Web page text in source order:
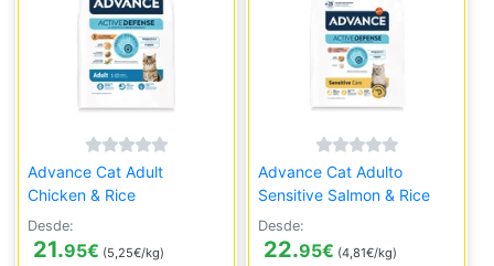
Advance Cat Adult
Chicken & Rice
Desde:
21.95€ (5,25€/kg)
Advance Cat Adulto
Sensitive Salmon & Rice
Desde:
22.95€ (4,81€/kg)